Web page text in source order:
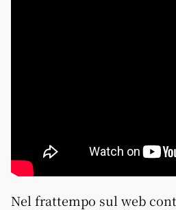
Nel frattempo sul web